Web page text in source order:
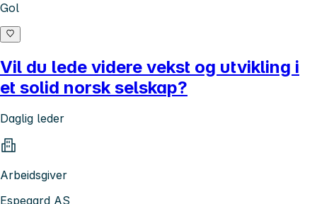
Gol
Vil du lede videre vekst og utvikling i
et solid norsk selskap?
Daglig leder
Arbeidsgiver
Espegard AS